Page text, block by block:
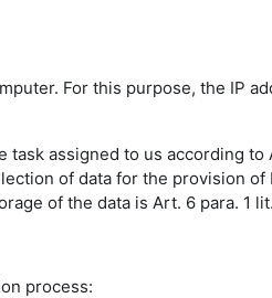
For this purpose, the IP
assigned to us according to
of data for the provision of
of the data is Art. 6 para. 1
process: